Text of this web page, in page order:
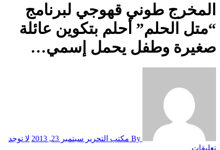
المخرج طوني قهوجي لبرنامج
“متل الحلم” أحلم بتكوين عائلة
صغيرة وطفل يحمل إسمي…
سبتمبر 23, 2013
لا توجد
تعليقات